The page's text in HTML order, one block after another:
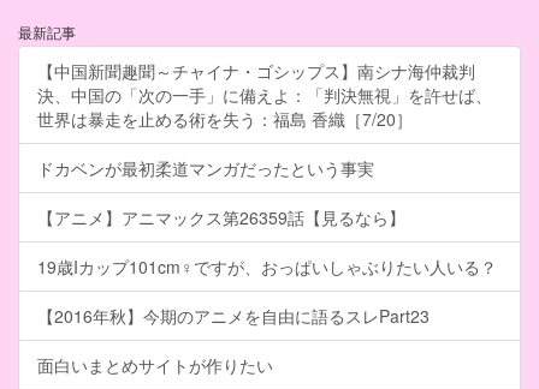
最新記事
【中国新聞趣聞～チャイナ・ゴシップス】南シナ海仲裁判
決、中国の「次の一手」に備えよ：「判決無視」を許せば、
世界は暴走を止める術を失う：福島 香織［7/20］
ドカベンが最初柔道マンガだったという事実
【アニメ】アニマックス第26359話【見るなら】
19歳Iカップ101cm♀ですが、おっぱいしゃぶりたい人いる？
【2016年秋】今期のアニメを自由に語るスレPart23
面白いまとめサイトが作りたい